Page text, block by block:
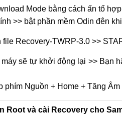
Mode bằng cách ấn tổ
>> bật phần mềm Odin đên
Recovery-TWRP-3.0 >>
sẽ tự khởi động lại >> Bạn
phím Nguồn + Home + Tăng